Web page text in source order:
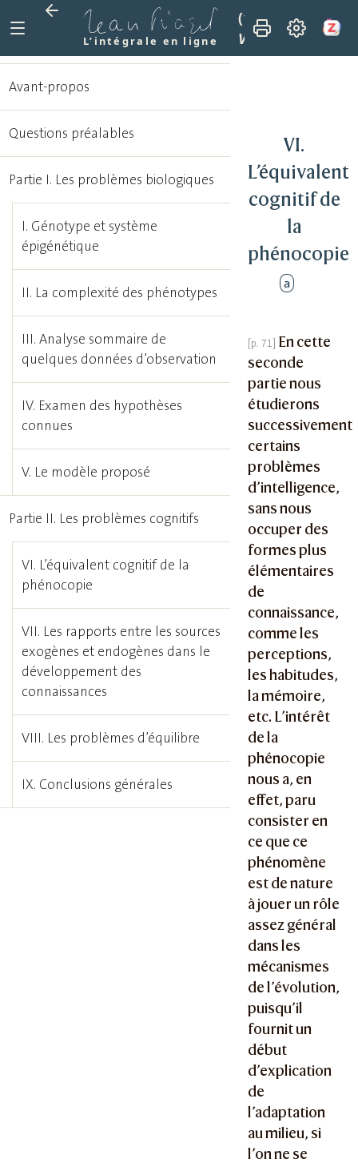
L’intégrale en ligne
(1974)
VI. L’équivalent
VI.
L’équivalent
cognitif de
la
phénocopie
a
En cette
seconde
partie nous
étudierons
successivement
certains
problèmes
d’intelligence,
sans nous
occuper des
formes plus
élémentaires
de
connaissance,
comme les
perceptions,
les habitudes,
la mémoire,
etc. L’intérêt
de la
phénocopie
nous a, en
effet, paru
consister en
ce que ce
phénomène
est de nature
à jouer un rôle
assez général
dans les
mécanismes
de l’évolution,
puisqu’il
fournit un
début
d’explication
de
l’adaptation
au milieu, si
l’on ne se
Avant-propos
Questions préalables
Partie I. Les problèmes biologiques
I. Génotype et système
épigénétique
II. La complexité des phénotypes
III. Analyse sommaire de
quelques données d’observation
IV. Examen des hypothèses
connues
V. Le modèle proposé
Partie II. Les problèmes cognitifs
VI. L’équivalent cognitif de la
phénocopie
VII. Les rapports entre les sources
exogènes et endogènes dans le
développement des
connaissances
VIII. Les problèmes d’équilibre
IX. Conclusions générales